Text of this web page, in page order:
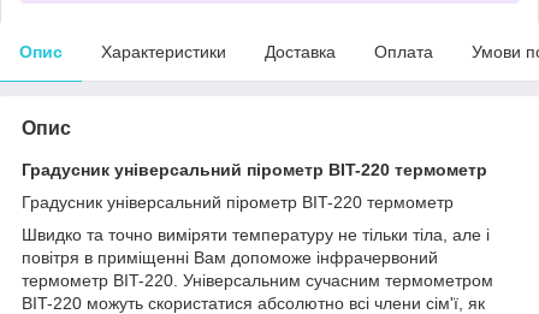
Опис Характеристики Доставка Оплата Умови
Опис
Градусник універсальний пірометр BIT-220 термометр
Градусник універсальний пірометр BIT-220 термометр
Швидко та точно виміряти температуру не тільки тіла, але і
повітря в приміщенні Вам допоможе інфрачервоний
термометр BIT-220. Універсальним сучасним термометром
BIT-220 можуть скористатися абсолютно всі члени сім'ї, як